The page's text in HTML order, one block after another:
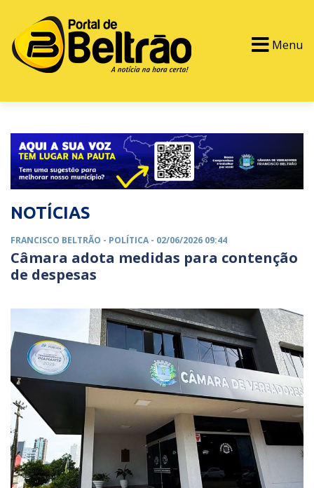
Menu
NOTÍCIAS
FRANCISCO BELTRÃO - POLÍTICA - 02/06/2026 09:44
Câmara adota medidas para contenção
de despesas